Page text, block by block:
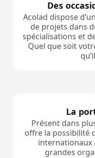
Des
Acolad dispose
de projets dans
spécialisations et
Quel que soit
La
Présent dans
offre la possibilité
internationaux
grandes